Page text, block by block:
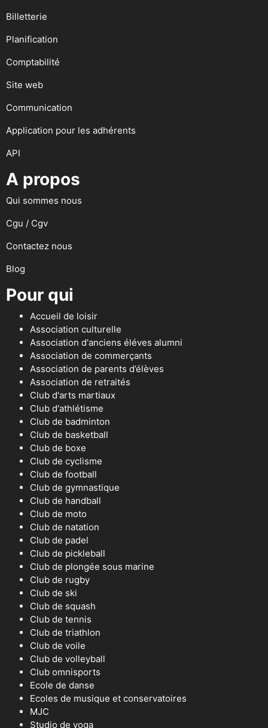
Billetterie
Planification
Comptabilité
Site web
Communication
Application pour les adhérents
API
A propos
Qui sommes nous
Cgu / Cgv
Contactez nous
Blog
Pour qui
Accueil de loisir
Association culturelle
Association d'anciens éléves alumni
Association de commerçants
Association de parents d’élèves
Association de retraités
Club d'arts martiaux
Club d'athlétisme
Club de badminton
Club de basketball
Club de boxe
Club de cyclisme
Club de football
Club de gymnastique
Club de handball
Club de moto
Club de natation
Club de padel
Club de pickleball
Club de plongée sous marine
Club de rugby
Club de ski
Club de squash
Club de tennis
Club de triathlon
Club de voile
Club de volleyball
Club omnisports
Ecole de danse
Ecoles de musique et conservatoires
MJC
Studio de yoga